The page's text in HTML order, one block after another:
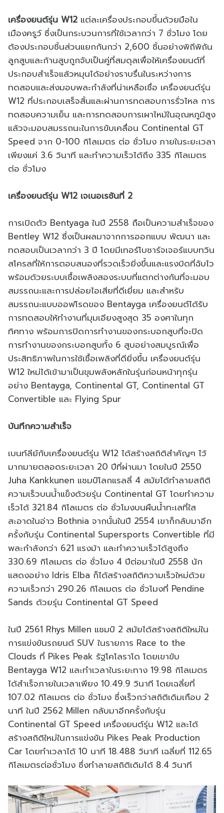
เครื่องยนต์รุ่น W12 แต่ละเครื่องประกอบขึ้นด้วยมือใน
เมืองครูว์ ซึ่งเป็นกระบวนการที่ใช้เวลากว่า 7 ชั่วโมง โดย
ต้องประกอบชิ้นส่วนแยกกันกว่า 2,600 ชิ้นอย่างพิถีพิถัน
ลูกสูบและก้านสูบถูกจับเป็นคู่ที่สมดุลเพื่อให้เครื่องยนต์ที่
ประกอบสำเร็จแล้วหมุนได้อย่างราบรื่นในระหว่างการ
ทดสอบและส่งมอบพละกำลังที่น่าเหลือเชื่อ เครื่องยนต์รุ่น
W12 ที่ประกอบเสร็จสิ้นและผ่านการทดสอบการรั่วไหล การ
ทดสอบความเย็น และการทดสอบการเผาไหม้ในอุณหภูมิสูง
แล้วจะมอบสมรรถนะในการขับเคลื่อน Continental GT
Speed จาก 0-100 กิโลเมตร ต่อ ชั่วโมง ภายในระยะเวลา
เพียงแค่ 3.6 วินาที และทำความเร็วได้ถึง 335 กิโลเมตร
ต่อ ชั่วโมง
เครื่องยนต์รุ่น W12 เจเนอเรชันที่ 2
การเปิดตัว Bentyaga ในปี 2558 ถือเป็นความสำเร็จของ
Bentley W12 ซึ่งเป็นผลมาจากการออกแบบ พัฒนา และ
ทดสอบเป็นเวลากว่า 3 ปี โดยมีเทอร์โบชาร์จเจอร์แบบทวิน
สโครลที่ให้การตอบสนองที่รวดเร็วยิ่งขึ้นและแรงบิดที่ฉับไว
พร้อมด้วยระบบเชื้อเพลิงสองระบบที่แตกต่างกันที่จะมอบ
สมรรถนะและการปล่อยไอเสียที่ดีเยี่ยม และสำหรับ
สมรรถนะแบบออฟโรดของ Bentayga เครื่องยนต์ได้รับ
การทดสอบให้ทำงานที่มุมเอียงสูงสุด 35 องศาในทุก
ทิศทาง พร้อมการปิดการทำงานของกระบอกสูบที่จะปิด
การทำงานของกระบอกสูบทั้ง 6 สูบอย่างสมบูรณ์เพื่อ
ประสิทธิภาพในการใช้เชื้อเพลิงที่ดียิ่งขึ้น เครื่องยนต์รุ่น
W12 ใหม่ได้เข้ามาเป็นขุมพลังหลักในรุ่นก่อนหน้าทุกรุ่น
อย่าง Bentayga, Continental GT, Continental GT
Convertible และ Flying Spur
บันทึกความสำเร็จ
เบนท์ลีย์กับเครื่องยนต์รุ่น W12 ได้สร้างสถิติสำคัญๆ ไว้
มากมายตลอดระยะเวลา 20 ปีที่ผ่านมา โดยในปี 2550
Juha Kankkunen แชมป์โลกแรลลี่ 4 สมัยได้ทำลายสถิติ
ความเร็วบนน้ำแข็งด้วยรุ่น Continental GT โดยทำความ
เร็วได้ 321.84 กิโลเมตร ต่อ ชั่วโมงบนผืนน้ำทะเลที่ใส
สะอาดในอ่าว Bothnia จากนั้นในปี 2554 เขาก็กลับมาอีก
ครั้งกับรุ่น Continental Supersports Convertible ที่มี
พละกำลังกว่า 621 แรงม้า และทำความเร็วได้สูงถึง
330.69 กิโลเมตร ต่อ ชั่วโมง 4 ปีต่อมาในปี 2558 นัก
แสดงอย่าง Idris Elba ก็ได้สร้างสถิติความเร็วใหม่ด้วย
ความเร็วกว่า 290.26 กิโลเมตร ต่อ ชั่วโมงที่ Pendine
Sands ด้วยรุ่น Continental GT Speed
ในปี 2561 Rhys Millen แชมป์ 2 สมัยได้สร้างสถิติใหม่ใน
การแข่งขันรถยนต์ SUV ในรายการ Race to the
Clouds ที่ Pikes Peak รัฐโคโลราโด โดยเขาขับ
Bentayga W12 และทำเวลาในระยะทาง 19.98 กิโลเมตร
ได้สำเร็จภายในเวลาเพียง 10.49.9 วินาที โดยเฉลี่ยที่
107.02 กิโลเมตร ต่อ ชั่วโมง ซึ่งเร็วกว่าสถิติเดิมเกือบ 2
นาที ในปี 2562 Millen กลับมาอีกครั้งกับรุ่น
Continental GT Speed เครื่องยนต์รุ่น W12 และได้
สร้างสถิติใหม่ในการแข่งขัน Pikes Peak Production
Car โดยทำเวลาได้ 10 นาที 18.488 วินาที เฉลี่ยที่ 112.65
กิโลเมตรต่อชั่วโมง ซึ่งทำลายสถิติเดิมได้ 8.4 วินาที